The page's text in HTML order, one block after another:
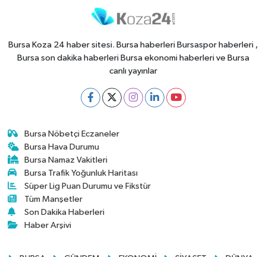
Bursa Koza 24 haber sitesi. Bursa haberleri Bursaspor haberleri ,
Bursa son dakika haberleri Bursa ekonomi haberleri ve Bursa
canlı yayınlar
Bursa Nöbetçi Eczaneler
Bursa Hava Durumu
Bursa Namaz Vakitleri
Bursa Trafik Yoğunluk Haritası
Süper Lig Puan Durumu ve Fikstür
Tüm Manşetler
Son Dakika Haberleri
Haber Arşivi